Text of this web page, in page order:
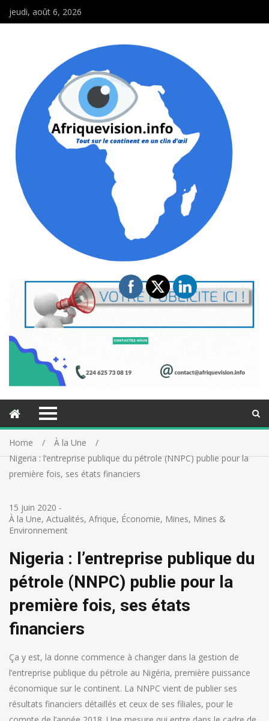
jeudi, août 6, 2026
Home
À la Une
Nigeria : l’entreprise publique du pétrole (NNPC) publie pour la
première fois, ses états financiers
15 juin 2020 -
À la Une, Actualités, Afrique, Économie, Mines, Mines &
Environnement
Nigeria : l’entreprise publique du
pétrole (NNPC) publie pour la
première fois, ses états
financiers
Ça y est, la donne commence à changer dans la gestion de
l’entreprise publique du pétrole au Nigéria, première puissance
économique sur le continent. La NNPC vient de publier ses
résultats financiers détaillés et ceux de ses filiales, pour le